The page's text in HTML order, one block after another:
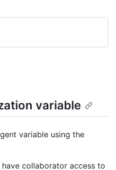
variable
variable using the
collaborator access to